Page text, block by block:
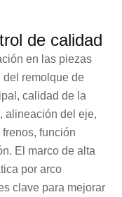
de calidad
en las piezas
del remolque de
calidad de la
alineación del eje,
función
El marco de alta
por arco
clave para mejorar